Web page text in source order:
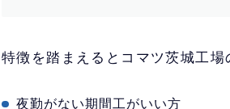
特徴を踏まえるとコマツ茨城工場
夜勤がない期間工がいい方